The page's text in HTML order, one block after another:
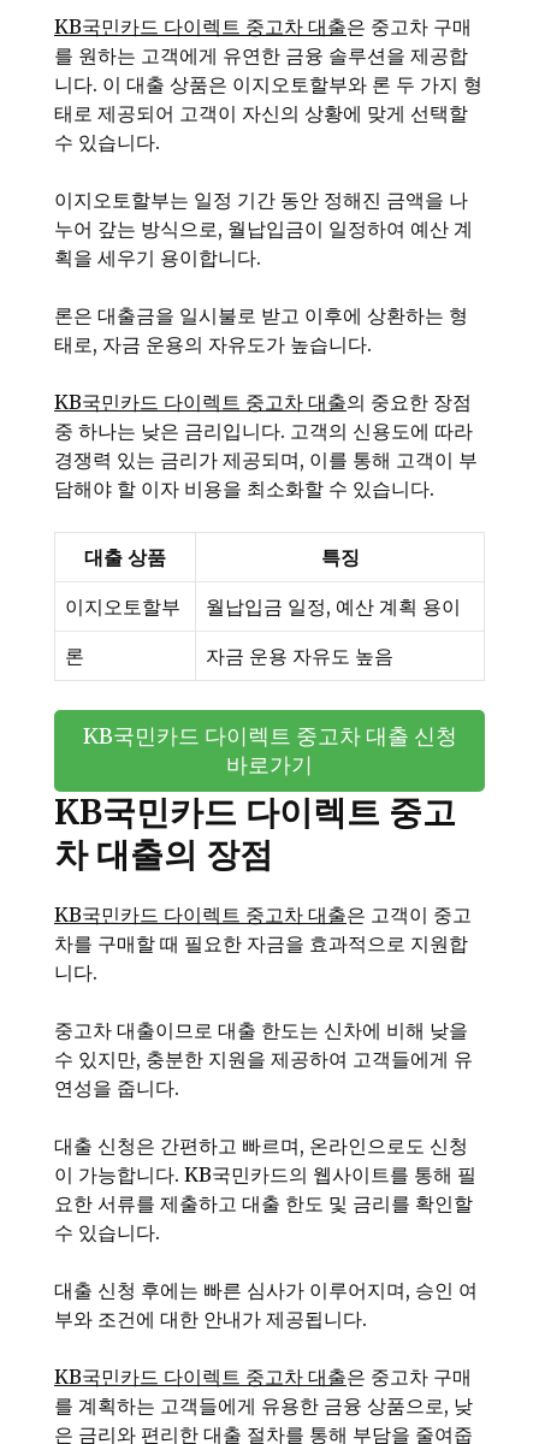
KB국민카드 다이렉트 중고차 대출은 중고차 구매
를 원하는 고객에게 유연한 금융 솔루션을 제공합
니다. 이 대출 상품은 이지오토할부와 론 두 가지 형
태로 제공되어 고객이 자신의 상황에 맞게 선택할
수 있습니다.
이지오토할부는 일정 기간 동안 정해진 금액을 나
누어 갚는 방식으로, 월납입금이 일정하여 예산 계
획을 세우기 용이합니다.
론은 대출금을 일시불로 받고 이후에 상환하는 형
태로, 자금 운용의 자유도가 높습니다.
KB국민카드 다이렉트 중고차 대출의 중요한 장점
중 하나는 낮은 금리입니다. 고객의 신용도에 따라
경쟁력 있는 금리가 제공되며, 이를 통해 고객이 부
담해야 할 이자 비용을 최소화할 수 있습니다.
대출 상품 특징
이지오토할부 월납입금 일정, 예산 계획 용이
론 자금 운용 자유도 높음
KB국민카드 다이렉트 중고차 대출 신청
바로가기
KB국민카드 다이렉트 중고
차 대출의 장점
KB국민카드 다이렉트 중고차 대출은 고객이 중고
차를 구매할 때 필요한 자금을 효과적으로 지원합
니다.
중고차 대출이므로 대출 한도는 신차에 비해 낮을
수 있지만, 충분한 지원을 제공하여 고객들에게 유
연성을 줍니다.
대출 신청은 간편하고 빠르며, 온라인으로도 신청
이 가능합니다. KB국민카드의 웹사이트를 통해 필
요한 서류를 제출하고 대출 한도 및 금리를 확인할
수 있습니다.
대출 신청 후에는 빠른 심사가 이루어지며, 승인 여
부와 조건에 대한 안내가 제공됩니다.
KB국민카드 다이렉트 중고차 대출은 중고차 구매
를 계획하는 고객들에게 유용한 금융 상품으로, 낮
은 금리와 편리한 대출 절차를 통해 부담을 줄여줍